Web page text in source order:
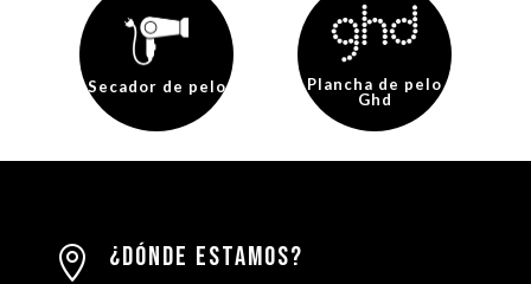
Secador de pelo
Plancha de pelo
Ghd
 ¿Dónde estamos?